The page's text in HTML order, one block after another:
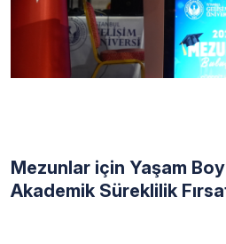
Mezunlar için Yaşam
Akademik Süreklilik